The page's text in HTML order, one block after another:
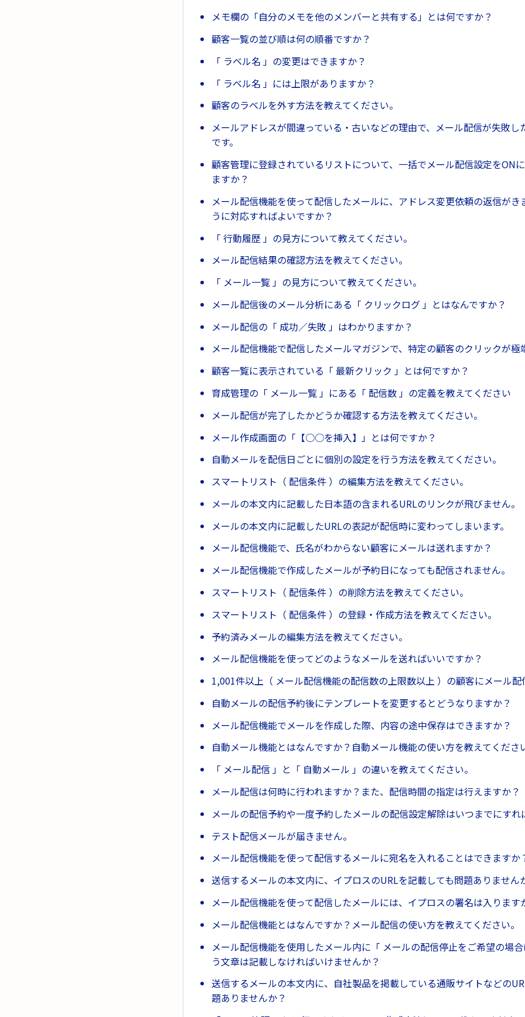
メモ欄の「自分のメモを他のメンバーと共有する」とは何ですか？
顧客一覧の並び順は何の順番ですか？
「 ラベル名 」の変更はできますか？
「 ラベル名 」には上限がありますか？
顧客のラベルを外す方法を教えてください。
メールアドレスが間違っている・古いなどの理由で、メール配信が失敗し
です。
顧客管理に登録されているリストについて、一括でメール配信設定をON
ますか？
メール配信機能を使って配信したメールに、アドレス変更依頼の返信がき
うに対応すればよいですか？
「 行動履歴 」の見方について教えてください。
メール配信結果の確認方法を教えてください。
「 メール一覧 」の見方について教えてください。
メール配信後のメール分析にある「 クリックログ 」とはなんですか？
メール配信の「 成功／失敗 」はわかりますか？
メール配信機能で配信したメールマガジンで、特定の顧客のクリックが極
顧客一覧に表示されている「 最新クリック 」とは何ですか？
育成管理の「 メール一覧 」にある「 配信数 」の定義を教えてください
メール配信が完了したかどうか確認する方法を教えてください。
メール作成画面の「【○○を挿入】」とは何ですか？
自動メールを配信日ごとに個別の設定を行う方法を教えてください。
スマートリスト（ 配信条件 ）の編集方法を教えてください。
メールの本文内に記載した日本語の含まれるURLのリンクが飛びません。
メールの本文内に記載したURLの表記が配信時に変わってしまいます。
メール配信機能で、氏名がわからない顧客にメールは送れますか？
メール配信機能で作成したメールが予約日になっても配信されません。
スマートリスト（ 配信条件 ）の削除方法を教えてください。
スマートリスト（ 配信条件 ）の登録・作成方法を教えてください。
予約済みメールの編集方法を教えてください。
メール配信機能を使ってどのようなメールを送ればいいですか？
1,001件以上（ メール配信機能の配信数の上限数以上 ）の顧客にメール
自動メールの配信予約後にテンプレートを変更するとどうなりますか？
メール配信機能でメールを作成した際、内容の途中保存はできますか？
自動メール機能とはなんですか？自動メール機能の使い方を教えてくださ
「 メール配信 」と「 自動メール 」の違いを教えてください。
メール配信は何時に行われますか？また、配信時間の指定は行えますか？
メールの配信予約や一度予約したメールの配信設定解除はいつまでにすれ
テスト配信メールが届きません。
メール配信機能を使って配信するメールに宛名を入れることはできますか
送信するメールの本文内に、イプロスのURLを記載しても問題ありません
メール配信機能を使って配信したメールには、イプロスの署名は入ります
メール配信機能とはなんですか？メール配信の使い方を教えてください。
メール配信機能を使用したメール内に「 メールの配信停止をご希望の場
う文章は記載しなければいけませんか？
送信するメールの本文内に、自社製品を掲載している通販サイトなどの
題ありませんか？